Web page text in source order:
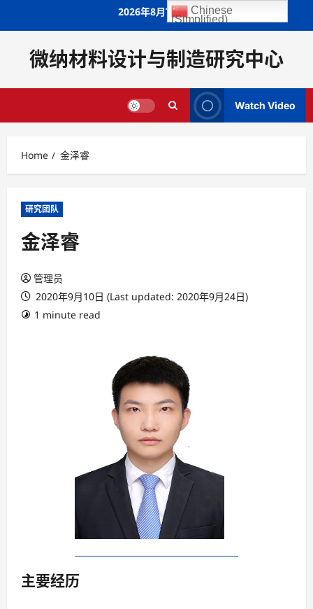
2026年8月7日
微纳材料设计与制造研究中心
Watch Video
Home 金泽睿
研究团队
金泽睿
管理员
2020年9月10日 (Last updated: 2020年9月24日)
1 minute read
主要经历
Chinese
(Simplified)